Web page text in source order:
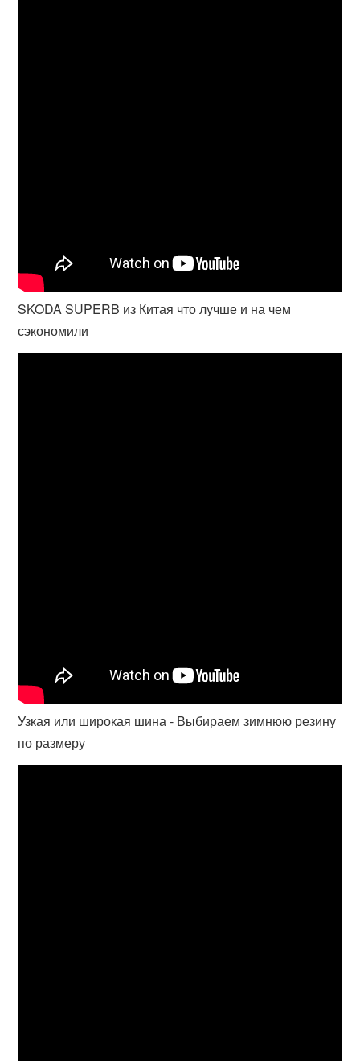
SKODA SUPERB из Китая что лучше и на чем
сэкономили
Узкая или широкая шина - Выбираем зимнюю резину
по размеру